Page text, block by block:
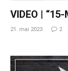
VIDEO |
21. mai 2023 2